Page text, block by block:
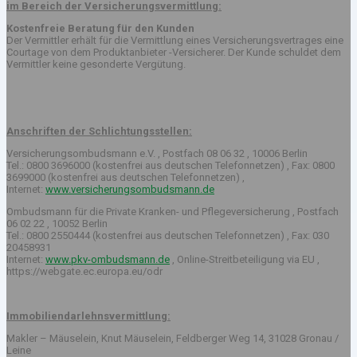
im Bereich der Versicherungsvermittlung:
Kostenfreie Beratung für den Kunden
Der Vermittler erhält für die Vermittlung eines Versicherungsvertrages eine
Courtage von dem Produktanbieter -Versicherer. Der Kunde schuldet dem
Vermittler keine gesonderte Vergütung.
Anschriften der Schlichtungsstellen:
Versicherungsombudsmann e.V. , Postfach 08 06 32 , 10006 Berlin
Tel.: 0800 3696000 (kostenfrei aus deutschen Telefonnetzen) , Fax: 0800
3699000 (kostenfrei aus deutschen Telefonnetzen) ,
Internet: www.versicherungsombudsmann.de
Ombudsmann für die Private Kranken- und Pflegeversicherung , Postfach
06 02 22 , 10052 Berlin
Tel.: 0800 2550444 (kostenfrei aus deutschen Telefonnetzen) , Fax: 030
20458931
Internet: www.pkv-ombudsmann.de , Online-Streitbeteiligung via EU ,
https://webgate.ec.europa.eu/odr
Immobiliendarlehnsvermittlung:
Makler – Mäuselein, Knut Mäuselein, Feldberger Weg 14, 31028 Gronau /
Leine